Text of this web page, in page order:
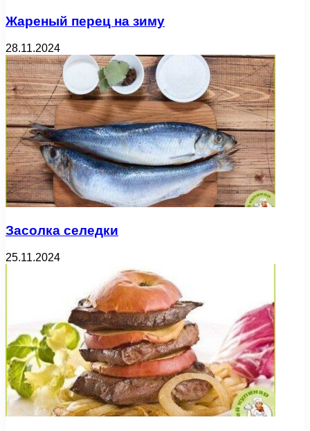
Жареный перец на зиму
28.11.2024
Засолка селедки
25.11.2024